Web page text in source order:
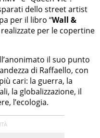
dello street artist
per il libro “Wall &
per le copertine
il suo punto
di Raffaello, con
cari: la guerra, la
la globalizzazione, il
l’ecologia.